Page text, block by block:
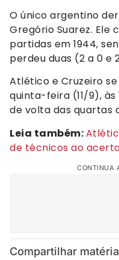
O único argentino
Gregório Suarez. Ele
partidas em 1944,
perdeu duas (2 a 0 e
Atlético e Cruzeiro
quinta-feira (11/9), às
de volta das quartas
Leia também:
de técnicos ao
CONTINUA
Compartilhar matéria